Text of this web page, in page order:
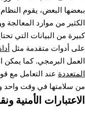
ببعضها البعض، يقوم
الكثير من موارد
كبيرة من البيانات التي
على أدوات متقدمة مثل
العمل البرمجي. كما يمكن
المتعددة عند التعامل مع
من سلامتها في وقت واحد
الاعتبارات الأمنية